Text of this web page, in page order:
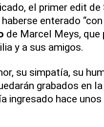
el primer edit
enterado
de Marcel Meys, que
y a sus amigos.
su simpatía, su
grabados en
ingresado hace